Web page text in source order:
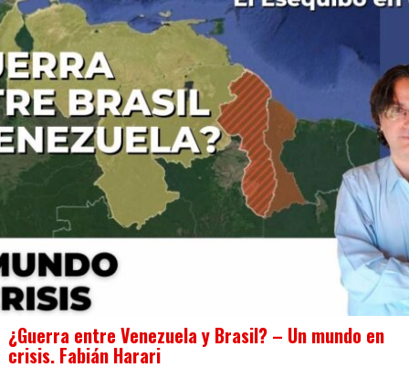
¿Guerra entre Venezuela y Brasil? – Un mundo en
crisis. Fabián Harari